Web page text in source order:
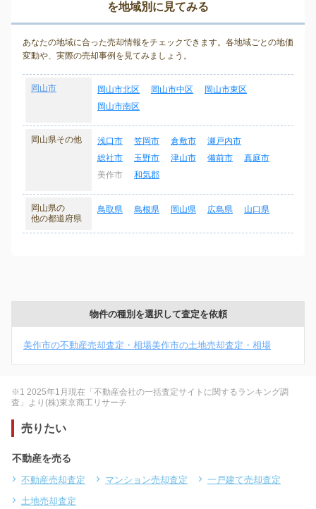
を地域別に見てみる
あなたの地域に合った売却情報をチェックできます。各地域ごとの地価
変動や、実際の売却事例を見てみましょう。
岡山市 岡山市北区 岡山市中区
岡山市東区
岡山市南区
岡山県その他 浅口市 笠岡市 倉敷市
瀬戸内市
総社市
玉野市 津山市 備前市
真庭市
美作市
和気郡
岡山県の
他の都道府県
鳥取県 島根県 岡山県 広島県 山口県
物件の種別を選択して査定を依頼
美作市の不動産売却査定・相場美作市の土地売却査定・相場
※1 2025年1月現在「不動産会社の一括査定サイトに関するランキング調
査」より(株)東京商工リサーチ
売りたい
不動産を売る
不動産売却査定 マンション売却査定
一戸建て売却査定
土地売却査定